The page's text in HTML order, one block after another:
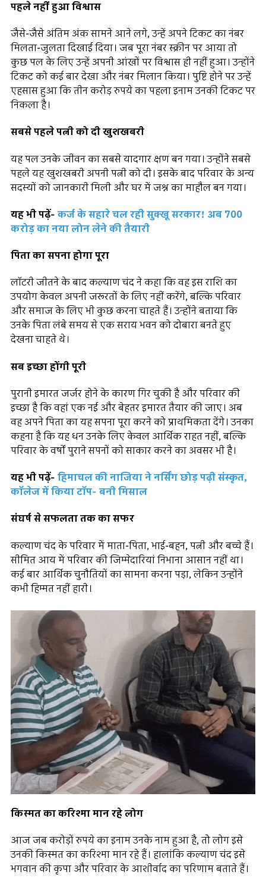
पहले नहीं हुआ विश्वास
जैसे-जैसे अंतिम अंक सामने आने लगे, उन्हें अपने टिकट का नंबर
मिलता-जुलता दिखाई दिया। जब पूरा नंबर स्क्रीन पर आया तो
कुछ पल के लिए उन्हें अपनी आंखों पर विश्वास ही नहीं हुआ। उन्होंने
टिकट को कई बार देखा और नंबर मिलान किया। पुष्टि होने पर उन्हें
एहसास हुआ कि तीन करोड़ रुपये का पहला इनाम उनकी टिकट पर
निकला है।
सबसे पहले पत्नी को दी खुशखबरी
यह पल उनके जीवन का सबसे यादगार क्षण बन गया। उन्होंने सबसे
पहले यह खुशखबरी अपनी पत्नी को दी। इसके बाद परिवार के अन्य
सदस्यों को जानकारी मिली और घर में जश्न का माहौल बन गया।
यह भी पढ़ें- कर्ज के सहारे चल रही सुक्खू सरकार! अब 700
करोड़ का नया लोन लेने की तैयारी
पिता का सपना होगा पूरा
लॉटरी जीतने के बाद कल्याण चंद ने कहा कि वह इस राशि का
उपयोग केवल अपनी जरूरतों के लिए नहीं करेंगे, बल्कि परिवार
और समाज के लिए भी कुछ करना चाहते हैं। उन्होंने बताया कि
उनके पिता लंबे समय से एक सराय भवन को दोबारा बनते हुए
देखना चाहते थे।
सब इच्छा होंगी पूरी
पुरानी इमारत जर्जर होने के कारण गिर चुकी है और परिवार की
इच्छा है कि वहां एक नई और बेहतर इमारत तैयार की जाए। अब
वह अपने पिता का यह सपना पूरा करने को प्राथमिकता देंगे। उनका
कहना है कि यह धन उनके लिए केवल आर्थिक राहत नहीं, बल्कि
परिवार के वर्षों पुराने सपनों को साकार करने का अवसर भी है।
यह भी पढ़ें- हिमाचल की नाजिया ने नर्सिंग छोड़ पढ़ी संस्कृत,
कॉलेज में किया टॉप- बनी मिसाल
संघर्ष से सफलता तक का सफर
कल्याण चंद के परिवार में माता-पिता, भाई-बहन, पत्नी और बच्चे हैं।
सीमित आय में परिवार की जिम्मेदारियां निभाना आसान नहीं था।
कई बार आर्थिक चुनौतियों का सामना करना पड़ा, लेकिन उन्होंने
कभी हिम्मत नहीं हारी।
किस्मत का करिश्मा मान रहे लोग
आज जब करोड़ों रुपये का इनाम उनके नाम हुआ है, तो लोग इसे
उनकी किस्मत का करिश्मा मान रहे हैं। हालांकि कल्याण चंद इसे
भगवान की कृपा और परिवार के आशीर्वाद का परिणाम बताते हैं।